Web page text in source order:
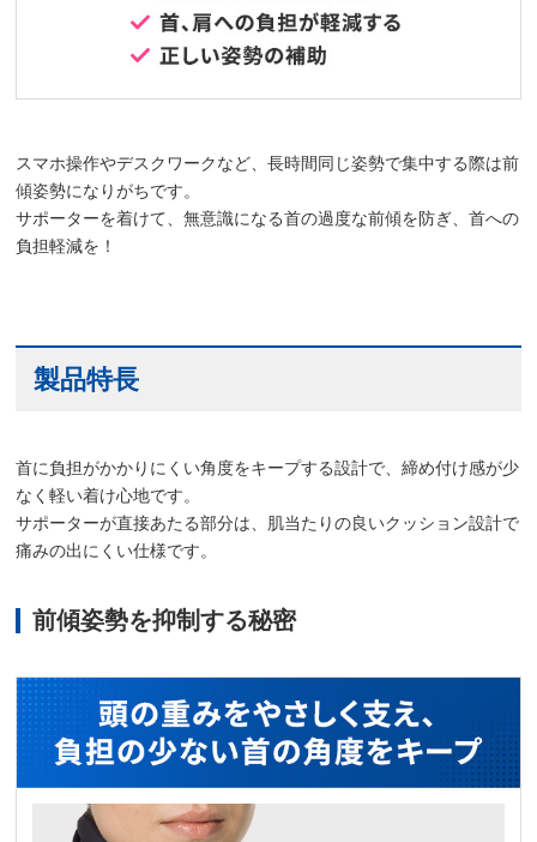
スマホ操作やデスクワークなど、長時間同じ姿勢で集中する際は前
傾姿勢になりがちです。
サポーターを着けて、無意識になる首の過度な前傾を防ぎ、首への
負担軽減を！
製品特長
首に負担がかかりにくい角度をキープする設計で、締め付け感が少
なく軽い着け心地です。
サポーターが直接あたる部分は、肌当たりの良いクッション設計で
痛みの出にくい仕様です。
前傾姿勢を抑制する秘密